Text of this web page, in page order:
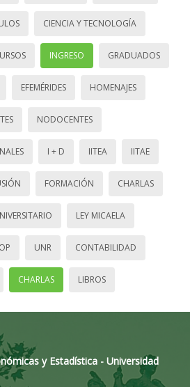
CIENCIA Y TECNOLOGÍA
INGRESO GRADUADOS
EFEMÉRIDES HOMENAJES
NODOCENTES
I + D IITEA IITAE
FORMACIÓN CHARLAS
LEY MICAELA
UNR CONTABILIDAD
CHARLAS LIBROS
y Estadística - Universidad